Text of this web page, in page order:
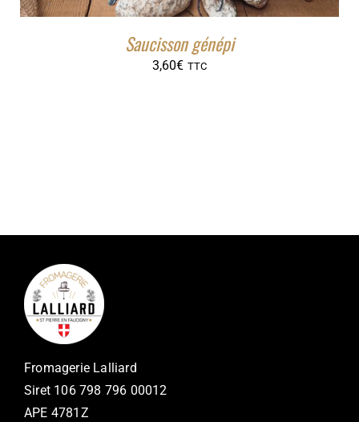
Saucisson génépi
3,60€ TTC
Fromagerie Lalliard
Siret 106 798 796 00012
APE 4781Z